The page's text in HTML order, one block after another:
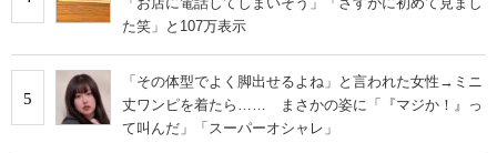
た笑」と107万表示
5
「その体型でよく脚出せるよね」と言われた女性→ミニ
丈ワンピを着たら…… まさかの姿に「『マジか！』っ
て叫んだ」「スーパーオシャレ」